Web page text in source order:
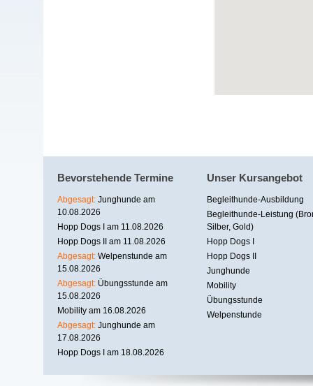
Bevorstehende Termine
Abgesagt: Junghunde am
10.08.2026
Hopp Dogs I am 11.08.2026
Hopp Dogs II am 11.08.2026
Abgesagt: Welpenstunde am
15.08.2026
Abgesagt: Übungsstunde am
15.08.2026
Mobility am 16.08.2026
Abgesagt: Junghunde am
17.08.2026
Hopp Dogs I am 18.08.2026
Unser Kursangebot
Begleithunde-Ausbildung
Begleithunde-Leistung
Silber, Gold)
Hopp Dogs I
Hopp Dogs II
Junghunde
Mobility
Übungsstunde
Welpenstunde